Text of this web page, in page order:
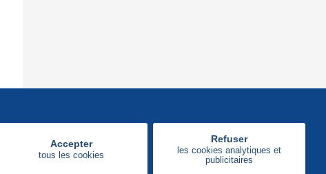
Accepter
tous les cookies
Refuser
les cookies analytiques et
publicitaires